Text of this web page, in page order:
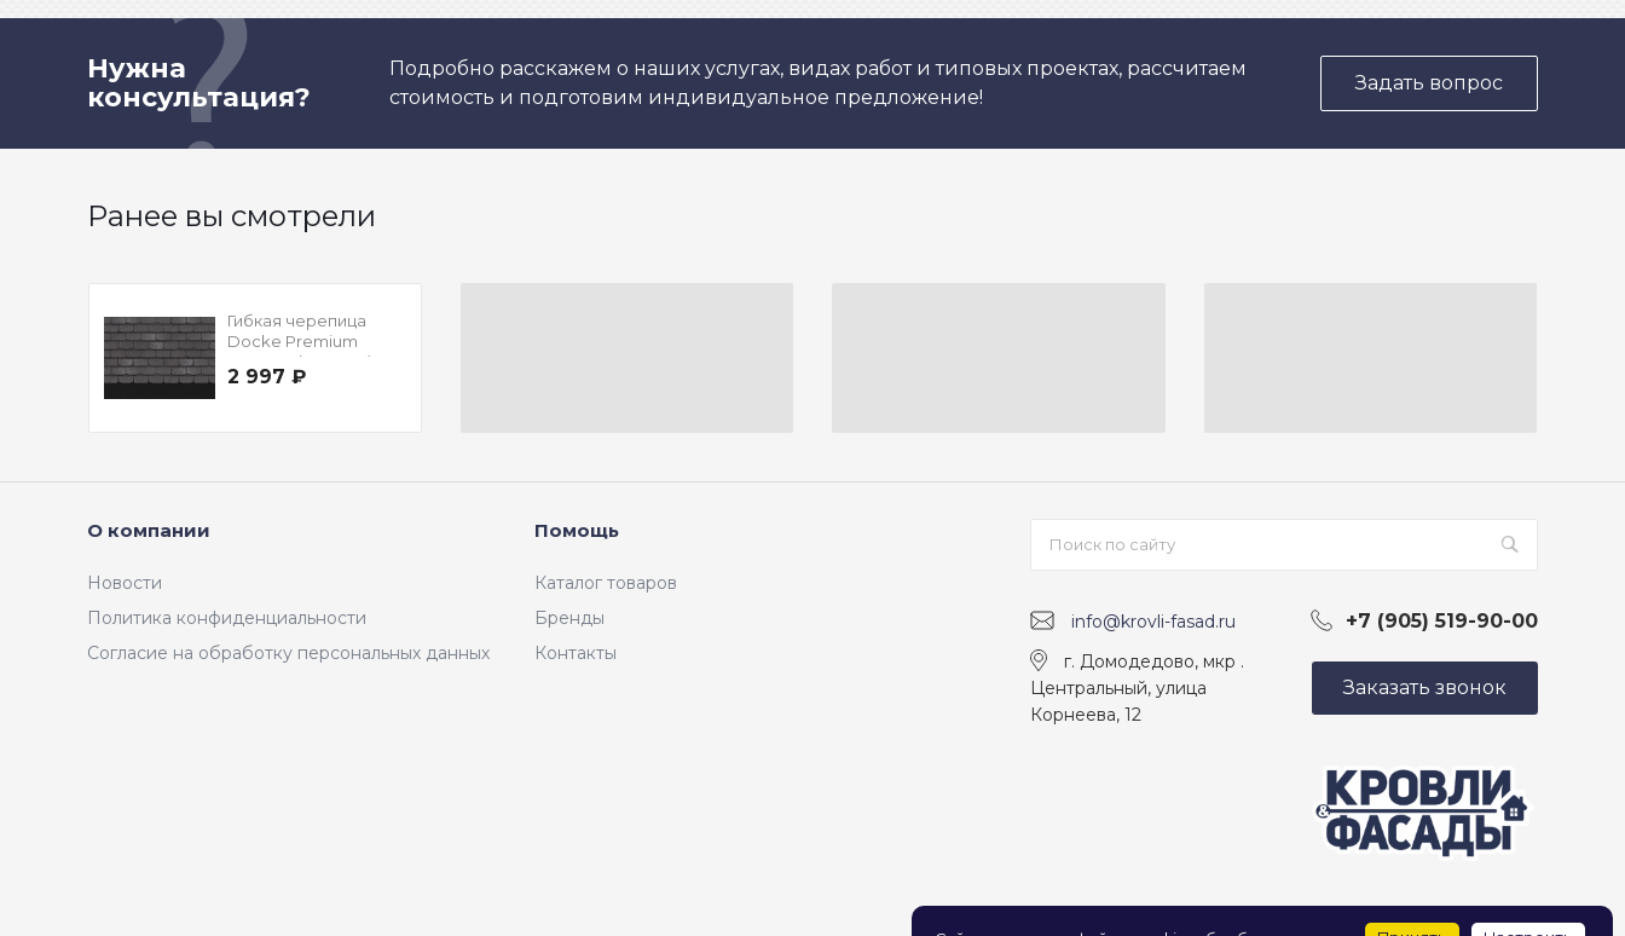
Нужна
консультация?
Подробно расскажем о наших услугах, видах работ и типовых проектах, рассчитаем
стоимость и подготовим индивидуальное предложение!
Задать вопрос
Ранее вы смотрели
Гибкая черепица
Docke Premium
Женева (Фладен),
1,00м
2 997 ₽
О компании
Новости
Политика конфиденциальности
Согласие на обработку персональных данных
Помощь
Каталог товаров
Бренды
Контакты
info@krovli-fasad.ru +7 (905) 519-90-00
г. Домодедово, мкр .
Центральный, улица
Корнеева, 12
Заказать звонок